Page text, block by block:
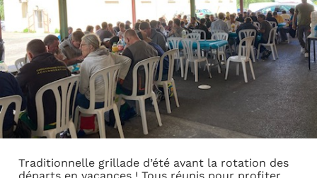
Traditionnelle grillade d’été avant la rotation des